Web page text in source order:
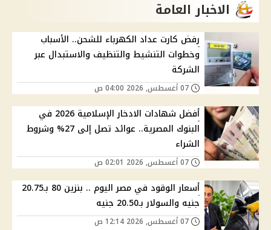
الاخبار العامة
رفض كارت عداد الكهرباء للشحن.. الأسباب
وخطوات التنشيط والتنظيف والاستبدال عبر
الشركة
أفضل شهادات الادخار الإسلامية 2026 في
البنوك المصرية.. عوائد تصل إلى 27% وشروط
الشراء
أسعار الوقود في مصر اليوم .. بنزين 80 بـ20.75
جنيه والسولار بـ20.50 جنيه